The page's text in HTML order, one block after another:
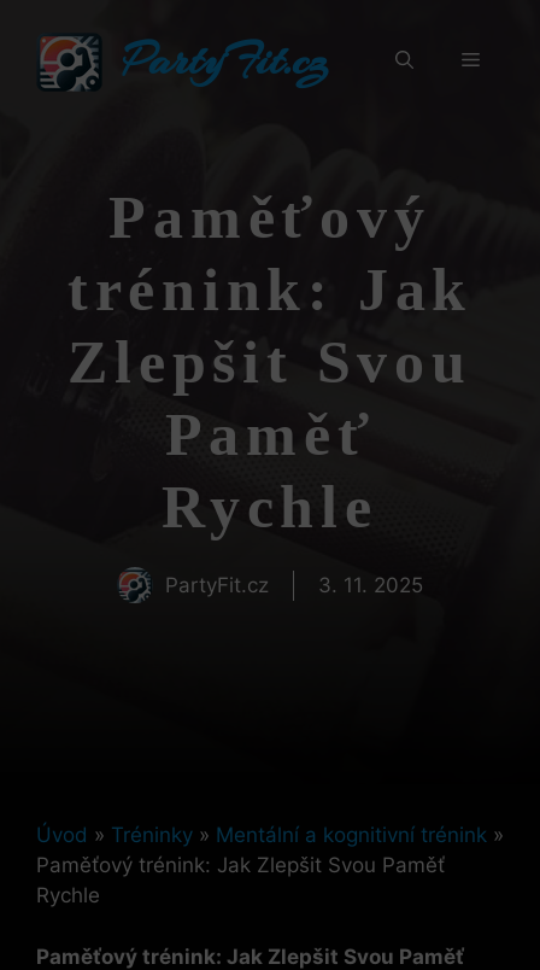
obsah
PartyFit.cz Menu
Paměťový
trénink: Jak
Zlepšit Svou
Paměť
Rychle
PartyFit.cz 3. 11. 2025
Úvod » Tréninky » Mentální a kognitivní trénink »
Paměťový trénink: Jak Zlepšit Svou Paměť
Rychle
Paměťový trénink: Jak Zlepšit Svou Paměť